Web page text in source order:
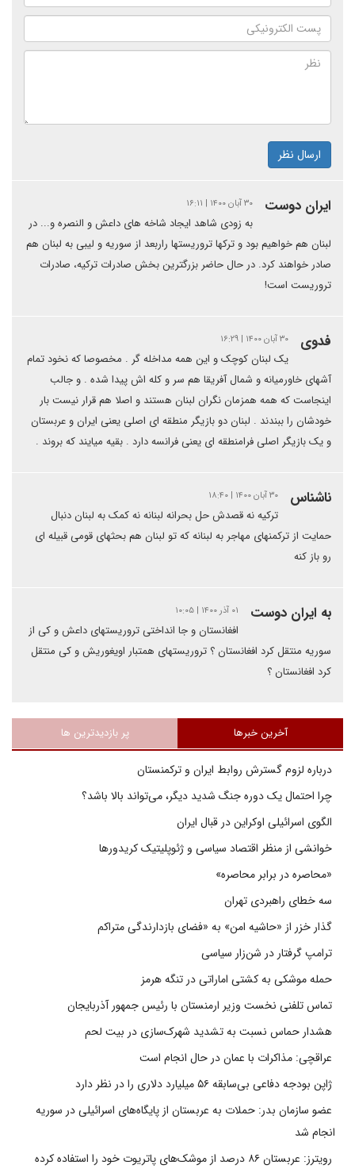
ارسال نظر
ایران دوست ۳۰ آبان ۱۴۰۰ | ۱۶:۱۱
به زودی شاهد ایجاد شاخه های داعش و النصره و... در
لبنان هم خواهیم بود و ترکها تروریستها راربعد از سوریه و لیبی به لبنان هم
صادر خواهند کرد. در حال حاضر بزرگترین بخش صادرات ترکیه، صادرات
تروریست است!
فدوی ۳۰ آبان ۱۴۰۰ | ۱۶:۲۹
یک لبنان کوچک و این همه مداخله گر . مخصوصا که نخود تمام
آشهای خاورمیانه و شمال آفریقا هم سر و کله اش پیدا شده . و جالب
اینجاست که همه همزمان نگران لبنان هستند و اصلا هم قرار نیست بار
خودشان را ببندند . لبنان دو بازیگر منطقه ای اصلی یعنی ایران و عربستان
و یک بازیگر اصلی فرامنطقه ای یعنی فرانسه دارد . بقیه میایند که بروند .
ناشناس ۳۰ آبان ۱۴۰۰ | ۱۸:۴۰
ترکیه نه قصدش حل بحرانه لبنانه نه کمک به لبنان دنبال
حمایت از ترکمنهای مهاجر به لبنانه که تو لبنان هم بحثهای قومی قبیله ای
رو باز کنه
به ایران دوست ۰۱ آذر ۱۴۰۰ | ۱۰:۰۵
افغانستان و جا انداختی تروریستهای داعش و کی از
سوریه منتقل کرد افغانستان ؟ تروریستهای همتبار اویغوریش و کی منتقل
کرد افغانستان ؟
آخرین خبرها پر بازدیدترین ها
درباره لزوم گسترش روابط ایران و ترکمنستان
چرا احتمال یک دوره جنگ شدید دیگر، می‌تواند بالا باشد؟
الگوی اسرائیلی اوکراین در قبال ایران
خوانشی از منظر اقتصاد سیاسی و ژئوپلیتیک کریدورها
«محاصره در برابر محاصره»
سه خطای راهبردی تهران
گذار خزر از «حاشیه امن» به «فضای بازدارندگی متراکم
ترامپ گرفتار در شن‌زار سیاسی
حمله موشکی به کشتی اماراتی در تنگه هرمز
تماس تلفنی نخست وزیر ارمنستان با رئیس جمهور آذربایجان
هشدار حماس نسبت به تشدید شهرک‌سازی در بیت‌ لحم
عراقچی: مذاکرات با عمان در حال انجام است
ژاپن بودجه دفاعی بی‌سابقه ۵۶ میلیارد دلاری را در نظر دارد
عضو سازمان بدر: حملات به عربستان از پایگاه‌های اسرائیلی در سوریه
انجام شد
رویترز: عربستان ۸۶ درصد از موشک‌های پاتریوت خود را استفاده کرده